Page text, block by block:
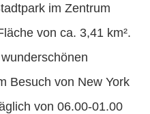
im Zentrum
von ca. 3,41 km².
Besuch von New York
von 06.00-01.00